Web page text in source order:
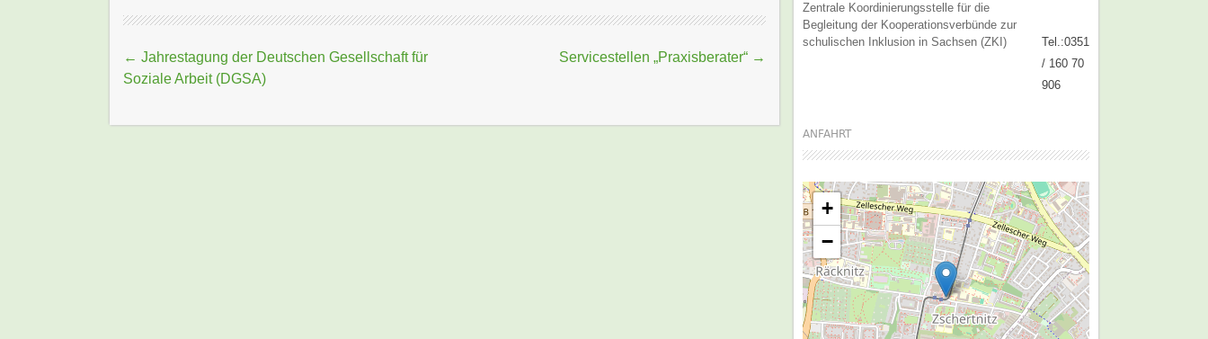
Beitragsnavigation
← Jahrestagung der Deutschen Gesellschaft für
Soziale Arbeit (DGSA)
Servicestellen „Praxisberater“ →
Zentrale Koordinierungsstelle für die
Begleitung der Kooperationsverbünde zur
schulischen Inklusion in Sachsen (ZKI)
Tel.:0351
/ 160 70
906
ANFAHRT
+
−